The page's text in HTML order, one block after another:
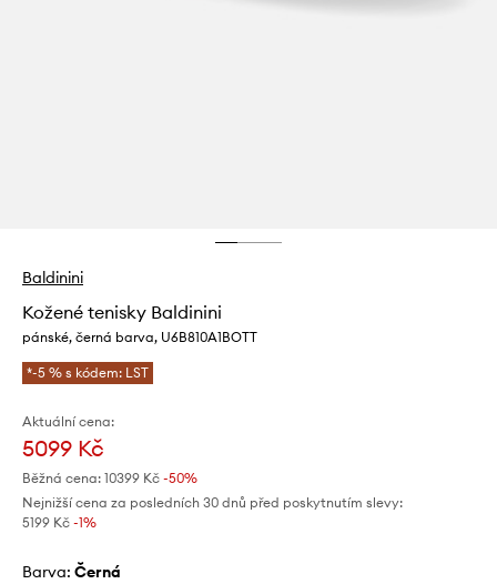
Baldinini
Kožené tenisky Baldinini
pánské, černá barva, U6B810A1BOTT
*-5 % s kódem: LST
Aktuální cena:
5099 Kč
Běžná cena: 10399 Kč -50%
Nejnižší cena za posledních 30 dnů před poskytnutím slevy:
5199 Kč -1%
Barva: černá